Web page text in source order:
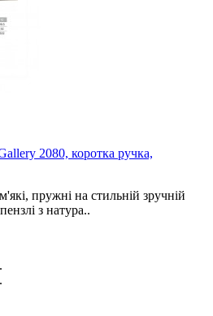
2080, коротка ручка,
пружні на стильній зручній
з натура..